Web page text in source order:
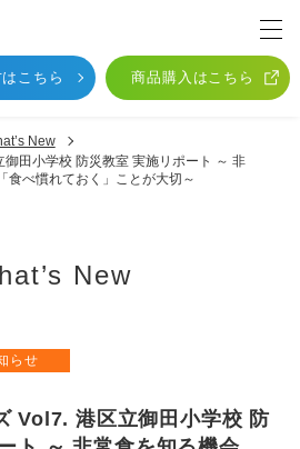
こちら 商品購入はこちら
New
田小学校 防災教室 実施リポート ～ 非
食べ慣れておく」ことが大切～
New
らせ
Vol7. 港区立御田小学校 防